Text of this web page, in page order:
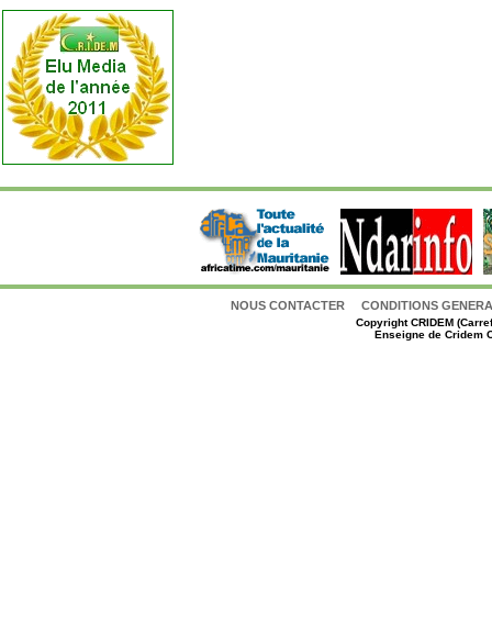
NOUS CONTACTER CONDITIONS
CopyrightCRIDEM
Enseigne de Cridem